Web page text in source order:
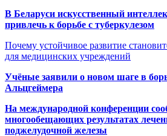
В Беларуси искусственный
привлечь к борьбе с туберкулезом
Почему устойчивое развитие
для медицинских учреждений
Учёные заявили о новом шаге в
Альцгеймера
На международной конференции
многообещающих результатах
поджелудочной железы